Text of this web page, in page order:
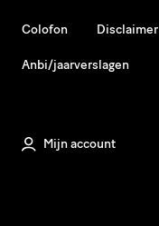
Colofon Disclaimer
Anbi/jaarverslagen
Mijn account